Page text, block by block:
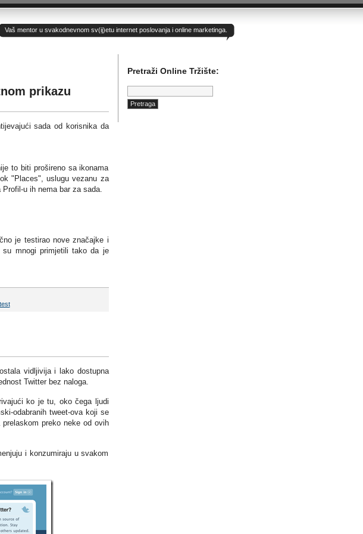
Vaš mentor u svakodnevnom sv(ij)etu internet poslovanja i online marketinga.
prikazu
sada od korisnika da
to biti prošireno sa ikonama
"Places", uslugu vezanu za
u ih nema bar za sada.
je testirao nove značajke i
su mnogi primjetili tako da je
test
vidljivija i lako dostupna
Twitter bez naloga.
ko je tu, oko čega ljudi
odabranih tweet-ova koji se
preko neke od ovih
i konzumiraju u svakom
Pretraži Online Tržište:
Pretraga: